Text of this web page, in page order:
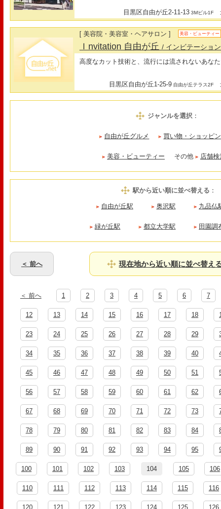
目黒区自由が丘2-11-13 3Mビル1F
[ 美容院・美容室・ヘアサロン ] 美容・ビューティー
Ｉnvitation 自由が丘/ インビテーション
高度なカット技術と、流行には流されないあな
目黒区自由が丘1-25-9 自由が丘テラス2F
ジャンルを選択：
自由が丘グルメ 買い物・ショッピ
美容・ビューティー その他 店舗
駅から近い順に並べ替える ：
自由が丘駅 奥沢駅 九品仏
緑が丘駅 都立大学駅 田園調
＜ 前へ 現在地から近い順に並べ替え
＜ 前へ 1 2 3 4 5 6 7
12 13 14 15 16 17 18
23 24 25 26 27 28 29
34 35 36 37 38 39 40
45 46 47 48 49 50 51
56 57 58 59 60 61 62
67 68 69 70 71 72 73
78 79 80 81 82 83 84
89 90 91 92 93 94 95
100 101 102 103 104 105 106
110 111 112 113 114 115 116
120 121 122 123 124 125 126